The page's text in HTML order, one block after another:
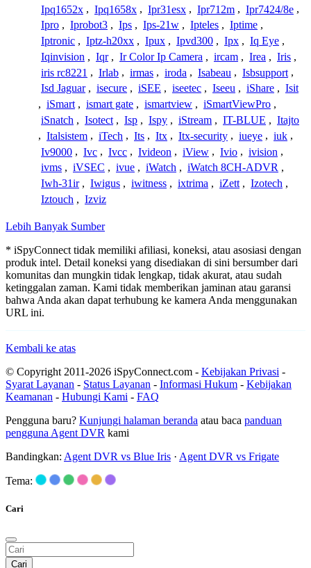
Ipq1652x , Ipq1658x , Ipr31esx , Ipr712m , Ipr7424/8e ,
Ipro , Iprobot3 , Ips , Ips-21w , Ipteles , Iptime ,
Iptronic , Iptz-h20xx , Ipux , Ipvd300 , Ipx , Iq Eye ,
Iqinvision , Iqr , Ir Color Ip Camera , ircam , Irea , Iris ,
iris rc8221 , Irlab , irmas , iroda , Isabeau , Isbsupport ,
Isd Jaguar , isecure , iSEE , iseetec , Iseeu , iShare , Isit
, iSmart , ismart gate , ismartview , iSmartViewPro ,
iSnatch , Isotect , Isp , Ispy , iStream , IT-BLUE , Itajto
, Italsistem , iTech , Its , Itx , Itx-security , iueye , iuk ,
Iv9000 , Ivc , Ivcc , Ivideon , iView , Ivio , ivision ,
ivms , iVSEC , ivue , iWatch , iWatch 8CH-ADVR ,
Iwh-31ir , Iwigus , iwitness , ixtrima , iZett , Izotech ,
Iztouch , Izviz
Lebih Banyak Sumber
* iSpyConnect tidak memiliki afiliasi, koneksi, atau asosiasi dengan
produk intel. Detail koneksi yang disediakan di sini bersumber dari
komunitas dan mungkin tidak lengkap, tidak akurat, atau sudah
ketinggalan zaman. Kami tidak memberikan jaminan atau garansi
bahwa Anda akan dapat terhubung ke kamera Anda menggunakan
URL ini.
Kembali ke atas
© Copyright 2011-2026 iSpyConnect.com - Kebijakan Privasi -
Syarat Layanan - Status Layanan - Informasi Hukum - Kebijakan
Keamanan - Hubungi Kami - FAQ
Pengguna baru? Kunjungi halaman beranda atau baca panduan
pengguna Agent DVR kami
Bandingkan: Agent DVR vs Blue Iris · Agent DVR vs Frigate
Tema:
Cari
Cari